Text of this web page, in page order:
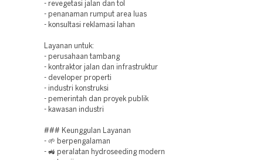
- revegetasi jalan dan tol
- penanaman rumput area luas
- konsultasi reklamasi lahan
Layanan untuk:
- perusahaan tambang
- kontraktor jalan dan infrastruktur
- developer properti
- industri konstruksi
- pemerintah dan proyek publik
- kawasan industri
### Keunggulan Layanan
- 🌱 berpengalaman
- 🚜 peralatan hydroseeding modern